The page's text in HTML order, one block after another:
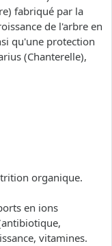
fabriqué par la
de l'arbre en
qu'une protection
(Chanterelle),
organique.
en ions
vitamines.